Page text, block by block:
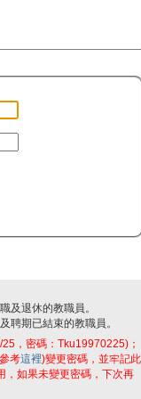
及退休的教職員。
聘期已結束的教職員。
，密碼：Tku19970225)；
考這裡)變更密碼，並牢記此
，如果未變更密碼，下次再